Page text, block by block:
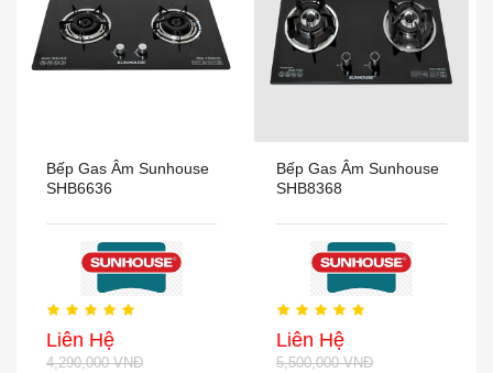
Bếp Gas Âm Sunhouse
SHB6636
Liên Hệ
4,290,000 VNĐ
Bếp Gas Âm Sunhouse
SHB8368
Liên Hệ
5,500,000 VNĐ